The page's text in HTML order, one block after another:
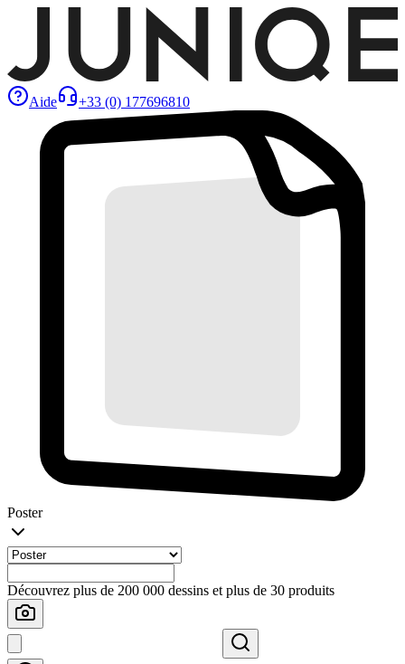
Aide +33 (0) 177696810
Poster
Découvrez plus de 200 000 dessins et plus de 30 produits